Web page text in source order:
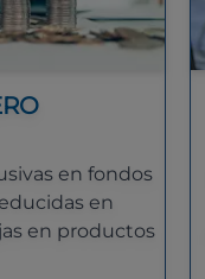
en fondos
en
en productos